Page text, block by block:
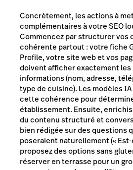
Concrètement, les actions à
complémentaires à votre SEO
Commencez par structurer vos
cohérente partout : votre fiche
Profile, votre site web et vos
doivent afficher exactement les
informations (nom, adresse,
type de cuisine). Les modèles
cette cohérence pour
établissement. Ensuite,
du contenu structuré et
bien rédigée sur des questions
poseraient naturellement («
proposez des options sans
réserver en terrasse pour un